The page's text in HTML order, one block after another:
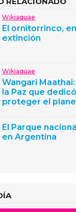
Wikiaquae
El ornitorrinco,
extinción
Wikiaquae
Wangari
la Paz que
proteger el
El Parque
en Argentina